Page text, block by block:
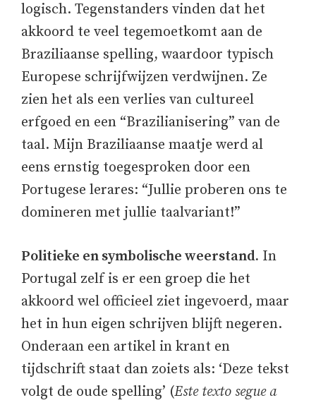
logisch. Tegenstanders vinden dat het
akkoord te veel tegemoetkomt aan de
Braziliaanse spelling, waardoor typisch
Europese schrijfwijzen verdwijnen. Ze
zien het als een verlies van cultureel
erfgoed en een “Brazilianisering” van de
taal. Mijn Braziliaanse maatje werd al
eens ernstig toegesproken door een
Portugese lerares: “Jullie proberen ons te
domineren met jullie taalvariant!”
Politieke en symbolische weerstand. In
Portugal zelf is er een groep die het
akkoord wel officieel ziet ingevoerd, maar
het in hun eigen schrijven blijft negeren.
Onderaan een artikel in krant en
tijdschrift staat dan zoiets als: ‘Deze tekst
volgt de oude spelling’ (Este texto segue a